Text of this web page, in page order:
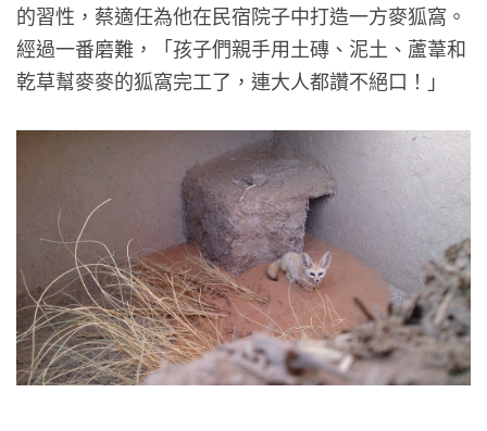
的習性，蔡適任為他在民宿院子中打造一方麥狐窩。
經過一番磨難，「孩子們親手用土磚、泥土、蘆葦和
乾草幫麥麥的狐窩完工了，連大人都讚不絕口！」